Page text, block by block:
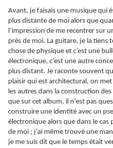
Avant, je faisais une musique qui
plus distante de moi alors que
l’impression de me recentrer sur
près de moi. La guitare, je la tiens
chose de physique et c’est une
électronique, c’est une autre
plus distant. Je raconte souvent
plaisir qui est architectural, on
les autres dans la construction
que sur cet album, il n’est pas
construire une identité avec un
électronique alors que dans le
de moi ; j’ai même trouvé une
je me suis dit que le temps était